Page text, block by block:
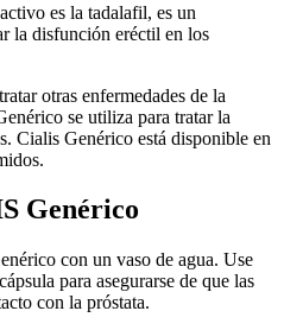
es la tadalafil, es un
la disfunción eréctil en los
otras enfermedades de la
se utiliza para tratar la
Cialis Genérico está disponible en
Genérico
con un vaso de agua. Use
para asegurarse de que las
con la próstata.